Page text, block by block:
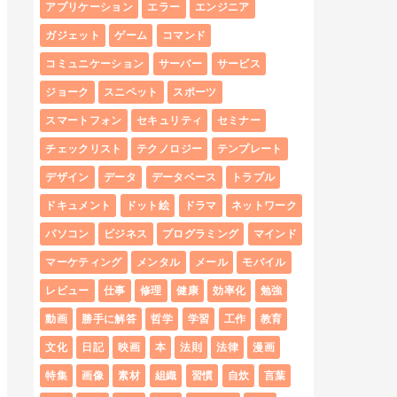
アプリケーション エラー エンジニア
ガジェット ゲーム コマンド
コミュニケーション サーバー サービス
ジョーク スニペット スポーツ
スマートフォン セキュリティ セミナー
チェックリスト テクノロジー テンプレート
デザイン データ データベース トラブル
ドキュメント ドット絵 ドラマ ネットワーク
パソコン ビジネス プログラミング マインド
マーケティング メンタル メール モバイル
レビュー 仕事 修理 健康 効率化 勉強
動画 勝手に解答 哲学 学習 工作 教育
文化 日記 映画 本 法則 法律 漫画
特集 画像 素材 組織 習慣 自炊 言葉